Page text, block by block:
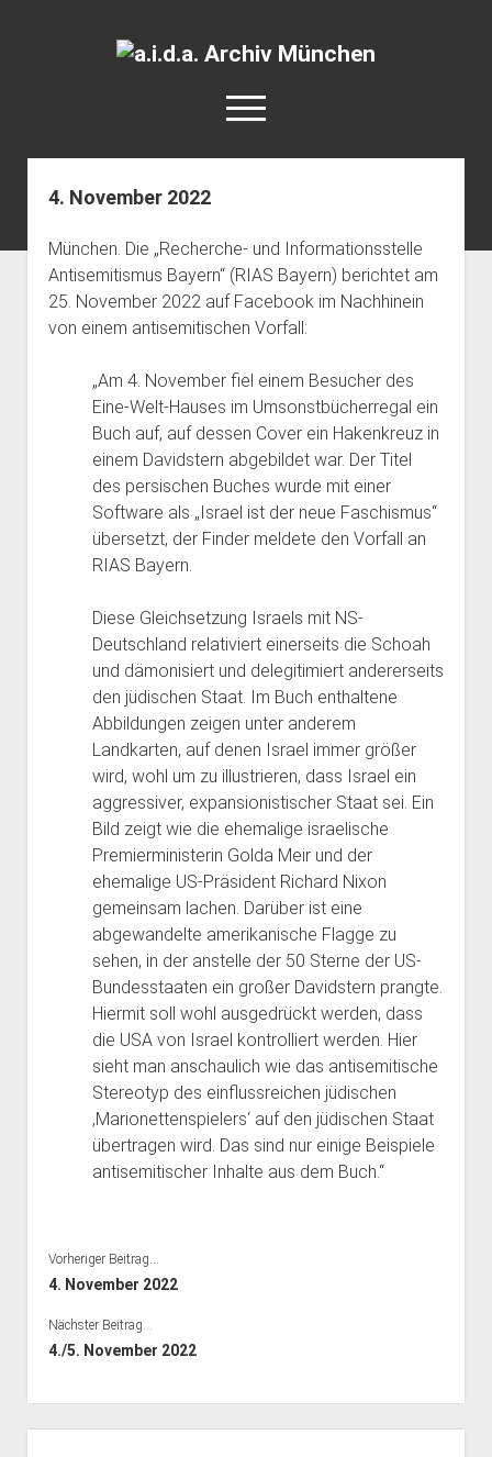
a.i.d.a.
open
menu
Aktuelles
Termine
open
dropdown
menu
Antifaschistische Termine im Süden
Rechte Termine im Süden
Rechte Termine München
Chronologie
dropdown
menu
a.i.d.a. e. V. unterstützen
Über a.i.d.a.
RSS-Feeds, Twitter & Facebook
Bibliothek
Kontakt & PGP-Key
Impressum
4. November 2022
München. Die „Recherche- und Informationsstelle
Antisemitismus Bayern“ (RIAS Bayern) berichtet am
25. November 2022 auf Facebook im Nachhinein
von einem antisemitischen Vorfall:
„Am 4. November fiel einem Besucher des
Eine-Welt-Hauses im Umsonstbücherregal ein
Buch auf, auf dessen Cover ein Hakenkreuz in
einem Davidstern abgebildet war. Der Titel
des persischen Buches wurde mit einer
Software als „Israel ist der neue Faschismus“
übersetzt, der Finder meldete den Vorfall an
RIAS Bayern.
Diese Gleichsetzung Israels mit NS-
Deutschland relativiert einerseits die Schoah
und dämonisiert und delegitimiert andererseits
den jüdischen Staat. Im Buch enthaltene
Abbildungen zeigen unter anderem
Landkarten, auf denen Israel immer größer
wird, wohl um zu illustrieren, dass Israel ein
aggressiver, expansionistischer Staat sei. Ein
Bild zeigt wie die ehemalige israelische
Premierministerin Golda Meir und der
ehemalige US-Präsident Richard Nixon
gemeinsam lachen. Darüber ist eine
abgewandelte amerikanische Flagge zu
sehen, in der anstelle der 50 Sterne der US-
Bundesstaaten ein großer Davidstern prangte.
Hiermit soll wohl ausgedrückt werden, dass
die USA von Israel kontrolliert werden. Hier
sieht man anschaulich wie das antisemitische
Stereotyp des einflussreichen jüdischen
‚Marionettenspielers‘ auf den jüdischen Staat
übertragen wird. Das sind nur einige Beispiele
antisemitischer Inhalte aus dem Buch.“
Vorheriger Beitrag...
4. November 2022
Nächster Beitrag...
4./5. November 2022